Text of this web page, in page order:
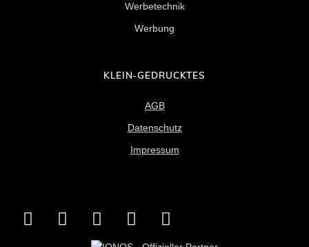
Werbetechnik
Werbung
KLEIN-GEDRUCKTES
AGB
Datenschutz
Impressum